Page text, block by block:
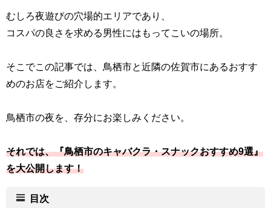
むしろ夜遊びの穴場的エリアであり、
コスパの良さを求める男性にはもってこいの場所。
そこでこの記事では、鳥栖市と近隣の佐賀市にあるおすす
めのお店をご紹介します。
鳥栖市の夜を、存分にお楽しみください。
それでは、『鳥栖市のキャバクラ・スナックおすすめ9選』
を大公開します！
目次